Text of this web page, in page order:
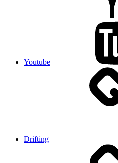
Youtube
Drifting